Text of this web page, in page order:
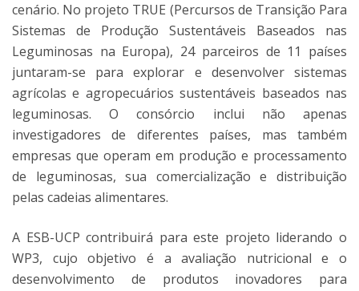
cenário. No projeto TRUE (Percursos de Transição Para
Sistemas de Produção Sustentáveis Baseados nas
Leguminosas na Europa), 24 parceiros de 11 países
juntaram-se para explorar e desenvolver sistemas
agrícolas e agropecuários sustentáveis ​​baseados nas
leguminosas. O consórcio inclui não apenas
investigadores de diferentes países, mas também
empresas que operam em produção e processamento
de leguminosas, sua comercialização e distribuição
pelas cadeias alimentares.
A ESB-UCP ​​contribuirá para este projeto liderando o
WP3, cujo objetivo é a avaliação nutricional e o
desenvolvimento de produtos inovadores para